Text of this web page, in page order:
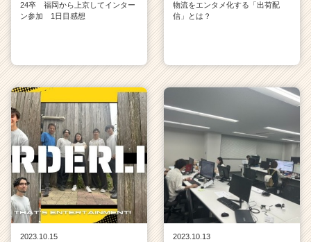
24卒 福岡から上京してインター
ン参加 1日目感想
物流をエンタメ化する「出荷配
信」とは？
2023.10.15
2023.10.13